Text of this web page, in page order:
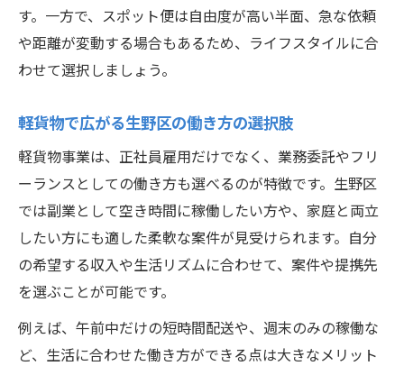
軽貨物事業で無理なく働くための秘訣
生野区の地場配送が叶える軽貨物の安定
す。一方で、スポット便は自由度が高い半面、急な依頼
や距離が変動する場合もあるため、ライフスタイルに合
わせて選択しましょう。
軽貨物で広がる生野区の働き方の選択肢
軽貨物事業は、正社員雇用だけでなく、業務委託やフリ
ーランスとしての働き方も選べるのが特徴です。生野区
では副業として空き時間に稼働したい方や、家庭と両立
したい方にも適した柔軟な案件が見受けられます。自分
の希望する収入や生活リズムに合わせて、案件や提携先
を選ぶことが可能です。
例えば、午前中だけの短時間配送や、週末のみの稼働な
ど、生活に合わせた働き方ができる点は大きなメリット